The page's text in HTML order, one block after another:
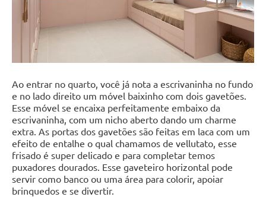
Ao entrar no quarto, você já nota a escrivaninha no fundo
e no lado direito um móvel baixinho com dois gavetões.
Esse móvel se encaixa perfeitamente embaixo da
escrivaninha, com um nicho aberto dando um charme
extra. As portas dos gavetões são feitas em laca com um
efeito de entalhe o qual chamamos de vellutato, esse
frisado é super delicado e para completar temos
puxadores dourados. Esse gaveteiro horizontal pode
servir como banco ou uma área para colorir, apoiar
brinquedos e se divertir.